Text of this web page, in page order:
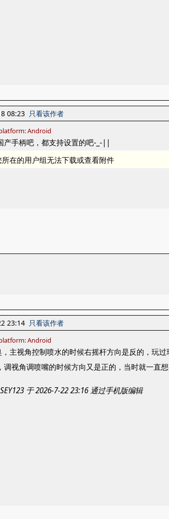
08:23 只看该作者
Android
产手柄吧，都支持设置的吧-_-||
所在的用户组无法下载或查看附件
23:14 只看该作者
Android
主视角控制喷水的时候右摇杆方向是反的，玩
调视角调喷嘴的时候方向又是正的，当时就一直
于 2026-7-22 23:16 通过手机版编辑